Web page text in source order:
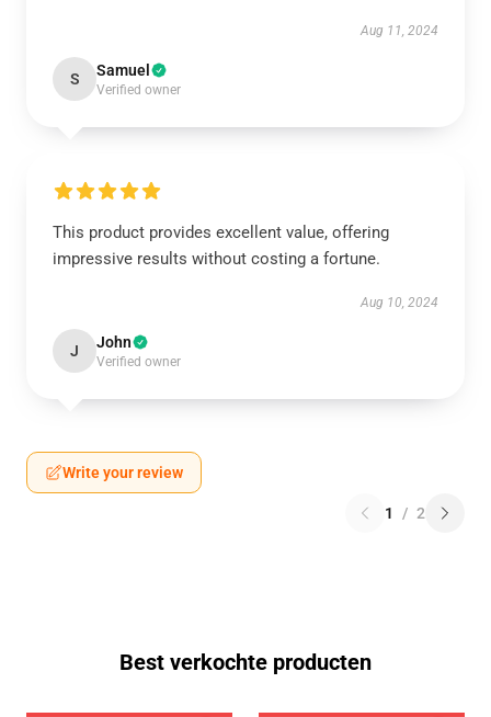
Aug 11, 2024
S Samuel
Verified owner
This product provides excellent value, offering
impressive results without costing a fortune.
Aug 10, 2024
J John
Verified owner
Write your review
1 / 2
Best verkochte producten